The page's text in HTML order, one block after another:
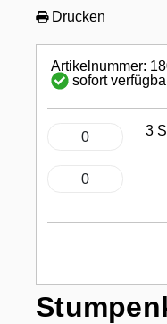
Drucken
Artikelnummer:
sofort
3